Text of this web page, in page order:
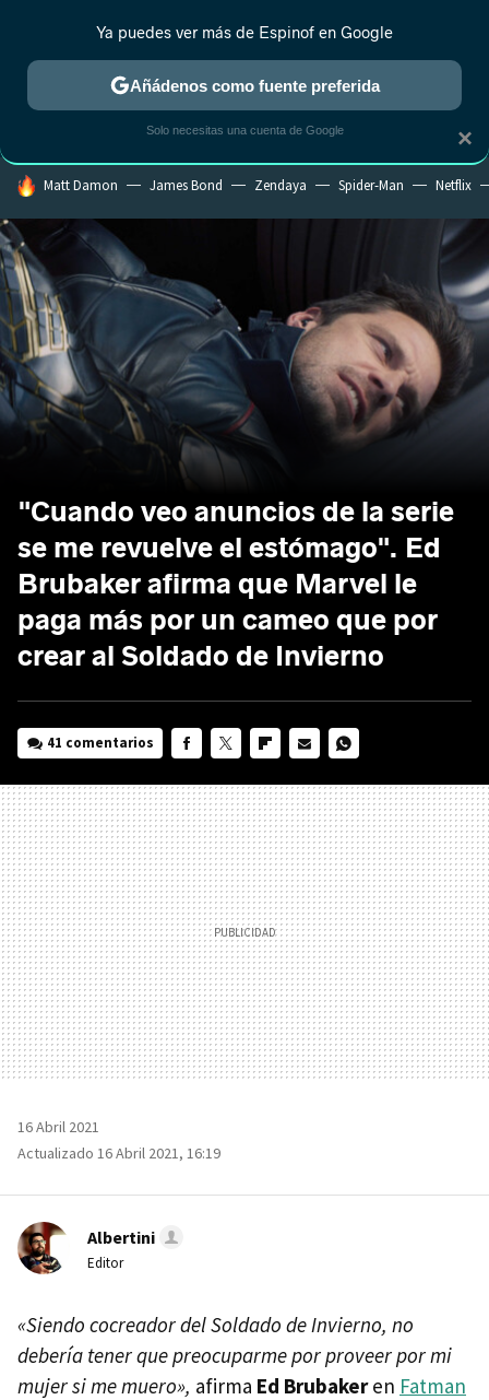
ESTRENOS REALITY ANIME RANKINGS CINE
HOY SE HABLA DE
Matt Damon James Bond Zendaya Spider-Man Netflix
"Cuando veo anuncios de la serie
se me revuelve el estómago". Ed
Brubaker afirma que Marvel le
paga más por un cameo que por
crear al Soldado de Invierno
41 comentarios
MAIL
16 Abril 2021
Actualizado 16 Abril 2021, 16:19
Albertini
Editor
«Siendo cocreador del Soldado de Invierno, no
debería tener que preocuparme por proveer por mi
mujer si me muero», afirma Ed Brubakeren Fatman
×
Ya puedes ver más de Espinof en Google
Añádenos como fuente preferida
Solo necesitas una cuenta de Google